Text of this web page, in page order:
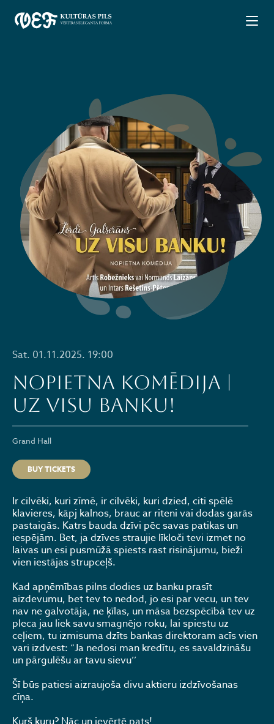
Sat. 01.11.2025. 19:00
Nopietna komēdija |
UZ VISU BANKU!
Grand Hall
BUY TICKETS
Ir cilvēki, kuri zīmē, ir cilvēki, kuri dzied, citi spēlē
klavieres, kāpj kalnos, brauc ar riteni vai dodas garās
pastaigās. Katrs bauda dzīvi pēc savas patikas un
iespējām. Bet, ja dzīves straujie līkloči tevi izmet no
laivas un esi pusmūžā spiests rast risinājumu, bieži
vien iestājas strupceļš.
Kad apņēmības pilns dodies uz banku prasīt
aizdevumu, bet tev to nedod, jo esi par vecu, un tev
nav ne galvotāja, ne ķīlas, un māsa bezspēcībā tev uz
pleca jau liek savu smagnējo roku, lai spiestu uz
ceļiem, tu izmisuma dzīts bankas direktoram acīs vien
vari izdvest: “Ja nedosi man kredītu, es savaldzināšu
un pārgulēšu ar tavu sievu’’
Šī būs patiesi aizraujoša divu aktieru izdzīvošanas
cīņa.